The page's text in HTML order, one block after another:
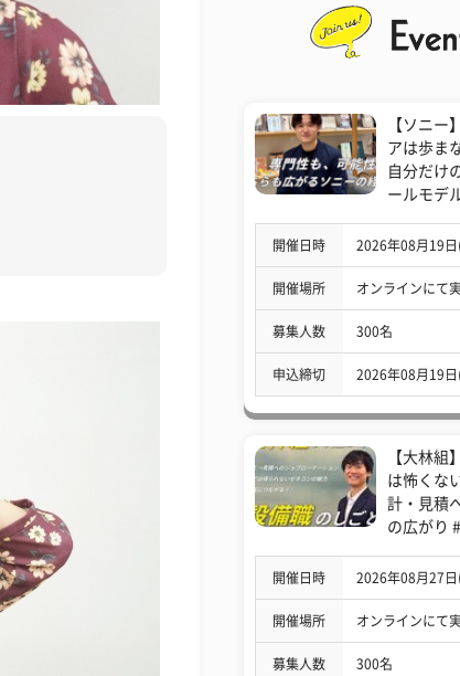
【ソニー
アは歩ま
自分だけ
ールモデ
開催日時 2026年08月19
開催場所 オンラインにて
募集人数 300名
申込締切 2026年08月19日
【大林組
は怖くな
計・見積
の広がり
開催日時 2026年08月27
開催場所 オンラインにて
募集人数 300名